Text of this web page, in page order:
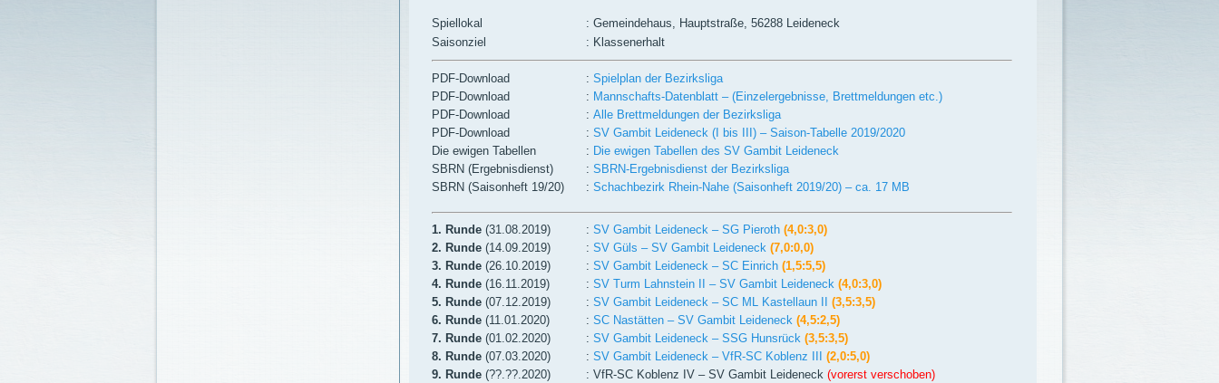
Spiellokal
: Gemeindehaus, Hauptstraße, 56288 Leideneck
Saisonziel
: Klassenerhalt
PDF-Download : Spielplan der Bezirksliga
PDF-Download
: Mannschafts-Datenblatt – (Einzelergebnisse, Brettmeldungen etc.)
PDF-Download
: Alle Brettmeldungen der Bezirksliga
PDF-Download
: SV Gambit Leideneck (I bis III) – Saison-Tabelle 2019/2020
Die ewigen Tabellen
: Die ewigen Tabellen des SV Gambit Leideneck
SBRN (Ergebnisdienst)
: SBRN-Ergebnisdienst der Bezirksliga
SBRN (Saisonheft 19/20)
: Schachbezirk Rhein-Nahe (Saisonheft 2019/20) – ca. 17 MB
1. Runde (31.08.2019) : SV Gambit Leideneck – SG Pieroth (4,0:3,0)
2. Runde (14.09.2019) : SV Güls – SV Gambit Leideneck (7,0:0,0)
3. Runde (26.10.2019) : SV Gambit Leideneck – SC Einrich (1,5:5,5)
4. Runde (16.11.2019) : SV Turm Lahnstein II – SV Gambit Leideneck (4,0:3,0)
5. Runde (07.12.2019) : SV Gambit Leideneck – SC ML Kastellaun II (3,5:3,5)
6. Runde (11.01.2020) : SC Nastätten – SV Gambit Leideneck (4,5:2,5)
7. Runde (01.02.2020) : SV Gambit Leideneck – SSG Hunsrück (3,5:3,5)
8. Runde (07.03.2020) : SV Gambit Leideneck – VfR-SC Koblenz III (2,0:5,0)
9. Runde (??.??.2020) : VfR-SC Koblenz IV – SV Gambit Leideneck (vorerst verschoben)